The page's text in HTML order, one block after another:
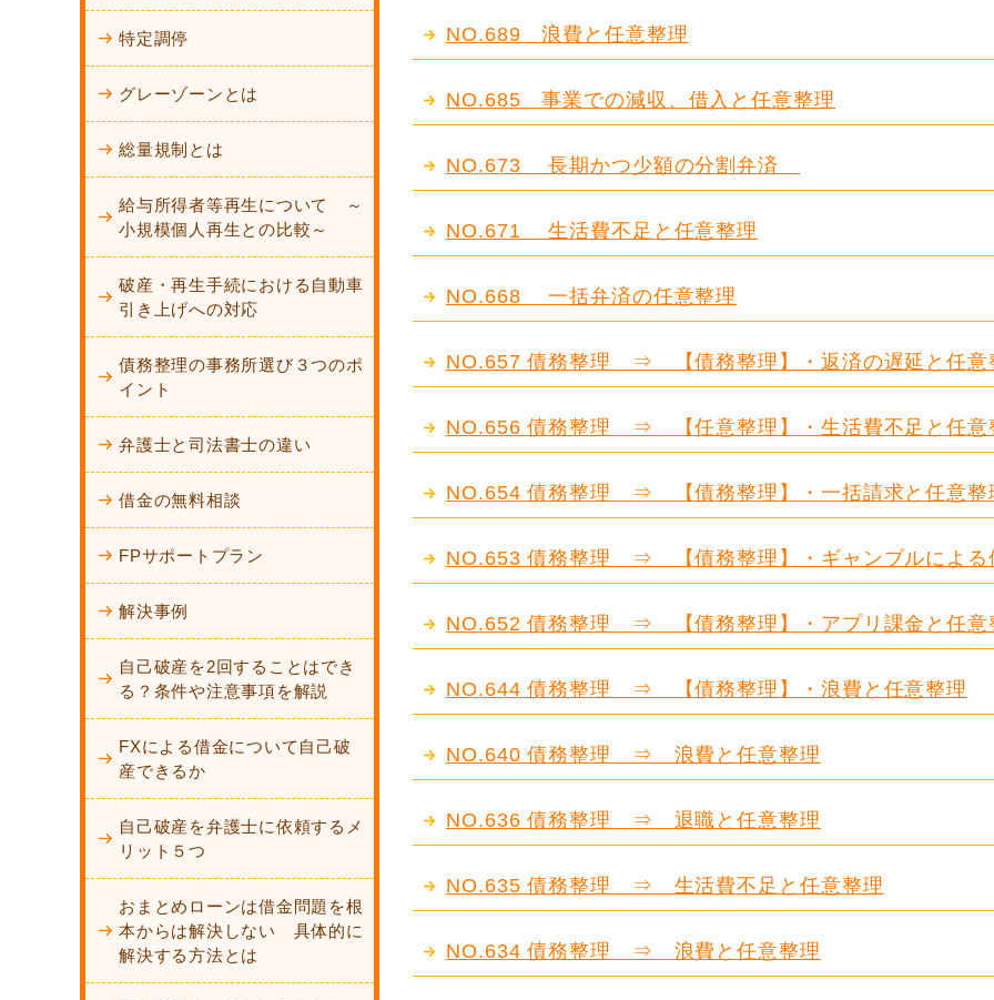
NO.689 浪費と任意整理
NO.685 事業での減収、借入と任意整理
NO.673 長期かつ少額の分割弁済
NO.671 生活費不足と任意整理
NO.668 一括弁済の任意整理
NO.657 債務整理 ⇒ 【債務整理】・返済の遅延と任意
NO.656 債務整理 ⇒ 【任意整理】・生活費不足と任意
NO.654 債務整理 ⇒ 【債務整理】・一括請求と任意整
NO.653 債務整理 ⇒ 【債務整理】・ギャンブルによる
NO.652 債務整理 ⇒ 【債務整理】・アプリ課金と任意
NO.644 債務整理 ⇒ 【債務整理】・浪費と任意整理
NO.640 債務整理 ⇒ 浪費と任意整理
NO.636 債務整理 ⇒ 退職と任意整理
NO.635 債務整理 ⇒ 生活費不足と任意整理
NO.634 債務整理 ⇒ 浪費と任意整理
特定調停
グレーゾーンとは
総量規制とは
給与所得者等再生について ～
小規模個人再生との比較～
破産・再生手続における自動車
引き上げへの対応
債務整理の事務所選び３つのポ
イント
弁護士と司法書士の違い
借金の無料相談
FPサポートプラン
解決事例
自己破産を2回することはでき
る？条件や注意事項を解説
FXによる借金について自己破
産できるか
自己破産を弁護士に依頼するメ
リット５つ
おまとめローンは借金問題を根
本からは解決しない 具体的に
解決する方法とは